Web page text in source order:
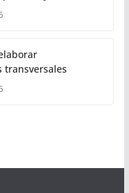
transversales